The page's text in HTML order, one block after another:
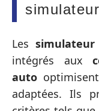
Les
intégrés aux
auto
adaptées. Ils